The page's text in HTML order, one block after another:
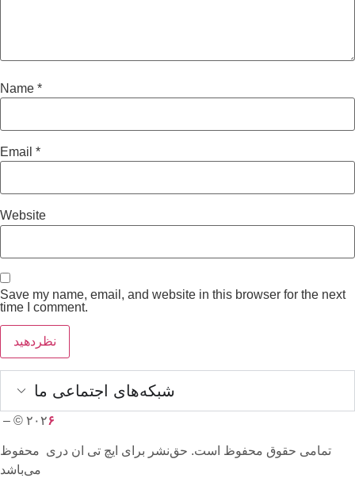
Name *
Email *
Website
Save my name, email, and website in this browser for the next
time I comment.
شبکه‌های اجتماعی ما
– © ۲۰۲۶
تمامی حقوق محفوظ است. حق‌نشر برای ایچ‌ تی‌ ان دری محفوظ
می‌باشد